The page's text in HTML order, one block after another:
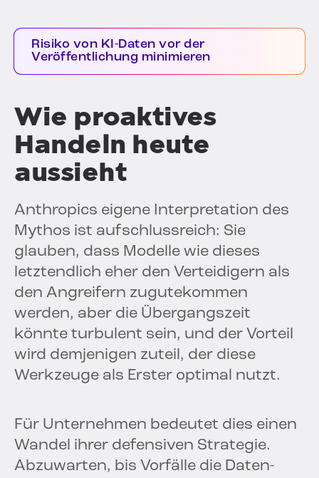
Risiko von KI-Daten vor der
Veröffentlichung minimieren
Wie proaktives
Handeln heute
aussieht
Anthropics eigene Interpretation des
Mythos ist aufschlussreich: Sie
glauben, dass Modelle wie dieses
letztendlich eher den Verteidigern als
den Angreifern zugutekommen
werden, aber die Übergangszeit
könnte turbulent sein, und der Vorteil
wird demjenigen zuteil, der diese
Werkzeuge als Erster optimal nutzt.
Für Unternehmen bedeutet dies einen
Wandel ihrer defensiven Strategie.
Abzuwarten, bis Vorfälle die Daten-